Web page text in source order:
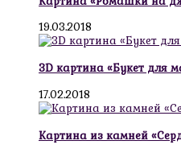
19.03.2018
3D картина «Букет для
17.02.2018
Картина из камней